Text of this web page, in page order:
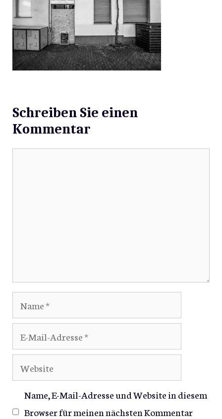
Schreiben Sie einen
Kommentar
Name
Mail-
Adresse
Website
Name, E-Mail-Adresse und Website in diesem
Browser für meinen nächsten Kommentar